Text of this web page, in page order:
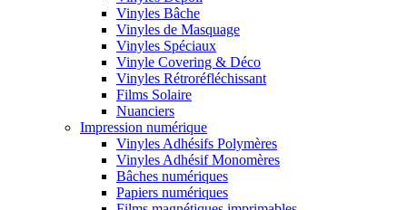
Vinyles Bâche
Vinyles de Masquage
Vinyles Spéciaux
Vinyle Covering & Déco
Vinyles Rétroréfléchissant
Films Solaire
Nuanciers
Impression numérique
Vinyles Adhésifs Polymères
Vinyles Adhésif Monomères
Bâches numériques
Papiers numériques